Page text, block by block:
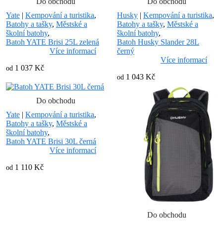
Yate | Kempování a turistika,
Batohy a tašky, Městské a
školní batohy,
Batoh YATE Brisi 25L zelená
Více informací
od 1 037 Kč
Husky | Kempování a turistika,
Batohy a tašky, Městské a
školní batohy,
Batoh Husky Slander 28L
černý
Více informací
od 1 043 Kč
Do obchodu
Yate | Kempování a turistika,
Batohy a tašky, Městské a
školní batohy,
Batoh YATE Brisi 30L černá
Více informací
od 1 110 Kč
Do obchodu